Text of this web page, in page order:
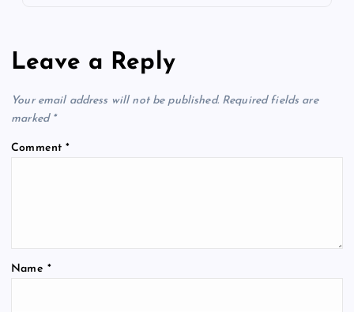
Leave a Reply
Your email address will not be published. Required fields are
marked *
Comment*
Name *